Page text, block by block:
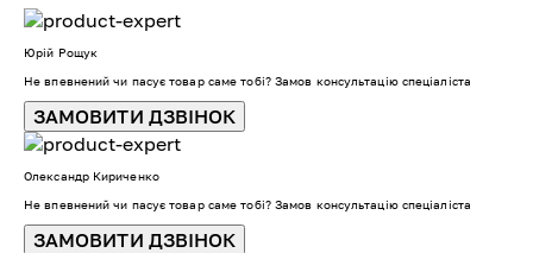
Юрій Рощук
Не впевнений чи пасує товар саме тобі? Замов консультацію спеціаліста
ЗАМОВИТИ ДЗВІНОК
Олександр Кириченко
Не впевнений чи пасує товар саме тобі? Замов консультацію спеціаліста
ЗАМОВИТИ ДЗВІНОК